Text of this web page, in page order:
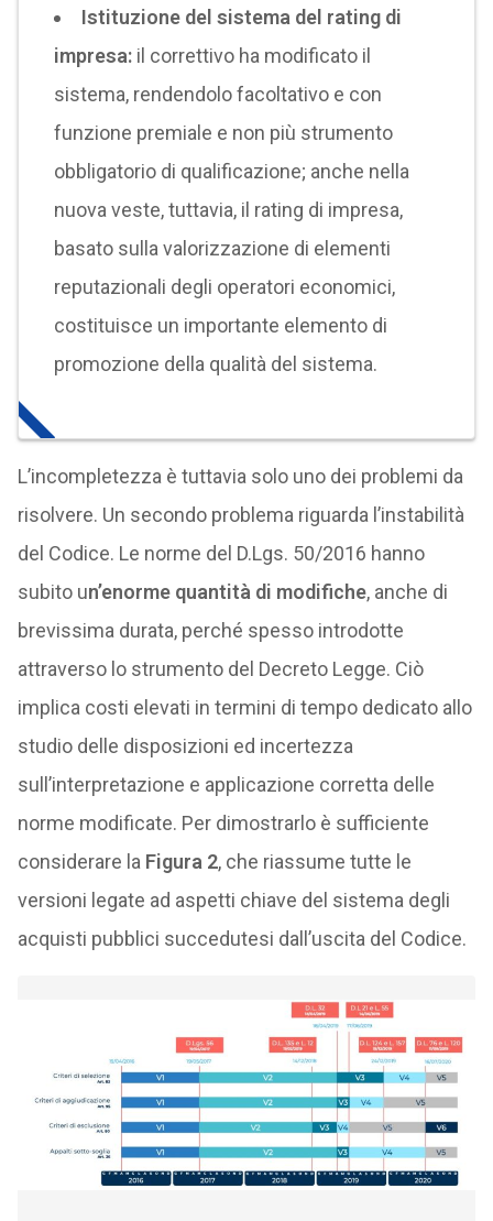
Istituzione del sistema del rating di
impresa:il correttivo ha modificato il
sistema, rendendolo facoltativo e con
funzione premiale e non più strumento
obbligatorio di qualificazione; anche nella
nuova veste, tuttavia, il rating di impresa,
basato sulla valorizzazione di elementi
reputazionali degli operatori economici,
costituisce un importante elemento di
promozione della qualità del sistema.
L’incompletezza è tuttavia solo uno dei problemi da
risolvere. Un secondo problema riguarda l’instabilità
del Codice. Le norme del D.Lgs. 50/2016 hanno
subito un’enorme quantità di modifiche, anche di
brevissima durata, perché spesso introdotte
attraverso lo strumento del Decreto Legge. Ciò
implica costi elevati in termini di tempo dedicato allo
studio delle disposizioni ed incertezza
sull’interpretazione e applicazione corretta delle
norme modificate. Per dimostrarlo è sufficiente
considerare la Figura 2, che riassume tutte le
versioni legate ad aspetti chiave del sistema degli
acquisti pubblici succedutesi dall’uscita del Codice.